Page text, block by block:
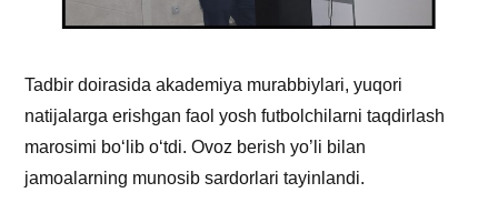
Tadbir doirasida akademiya murabbiylari, yuqori
natijalarga erishgan faol yosh futbolchilarni taqdirlash
marosimi bo‘lib o‘tdi. Ovoz berish yo’li bilan
jamoalarning munosib sardorlari tayinlandi.